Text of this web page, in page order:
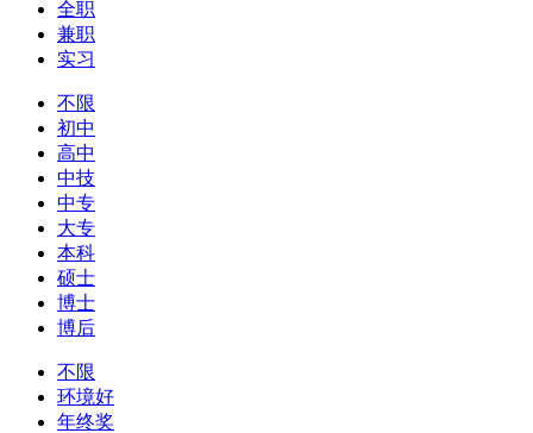
全职
兼职
实习
不限
初中
高中
中技
中专
大专
本科
硕士
博士
博后
不限
环境好
年终奖